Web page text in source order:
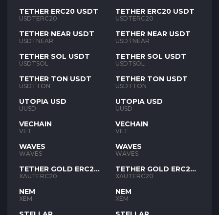
TETHER ERC20 USDT
USDTERC20
TETHER NEAR USDT
USDTNEAR
TETHER SOL USDT
USDTSOL
TETHER TON USDT
USDTTON
UTOPIA USD
UUSD
VECHAIN
VET
WAVES
WAVES
TETHER GOLD ERC20
XAUT
XAUTERC20
NEM
XEM
TETHER ERC20 USDT
USDTERC20
TETHER NEAR USDT
USDTNEAR
TETHER SOL USDT
USDTSOL
TETHER TON USDT
USDTTON
UTOPIA USD
UUSD
VECHAIN
VET
WAVES
WAVES
TETHER GOLD ERC20
XAUT
XAUTERC20
NEM
XEM